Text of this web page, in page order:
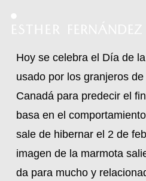
content
Hoy se celebra el Día de
usado por los granjeros
Canadá para predecir el
basa en el
sale de hibernar el 2 de
imagen de la marmota
da para mucho y